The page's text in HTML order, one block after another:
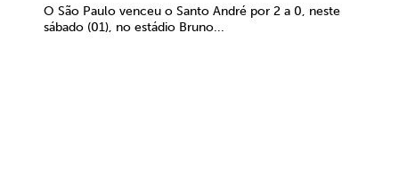
O São Paulo venceu o Santo André por 2 a 0, neste
sábado (01), no estádio Bruno...